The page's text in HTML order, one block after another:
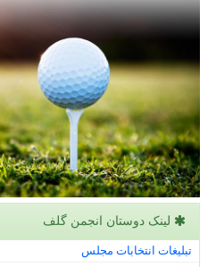
لینک دوستان انجمن گلف
تبلیغات انتخابات مجلس